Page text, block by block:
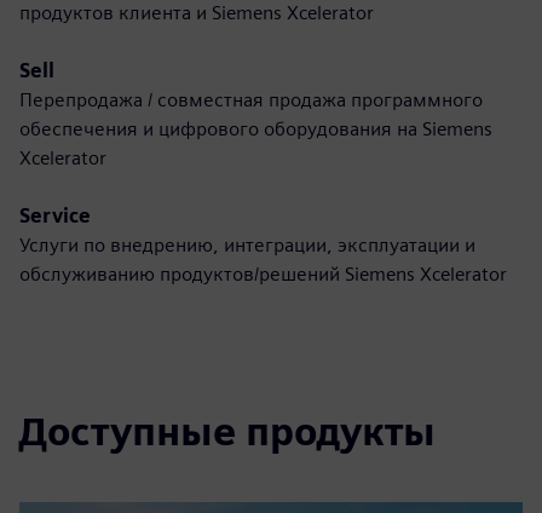
продуктов клиента и Siemens Xcelerator
Sell
Перепродажа / совместная продажа программного
обеспечения и цифрового оборудования на Siemens
Xcelerator
Service
Услуги по внедрению, интеграции, эксплуатации и
обслуживанию продуктов/решений Siemens Xcelerator
Доступные продукты